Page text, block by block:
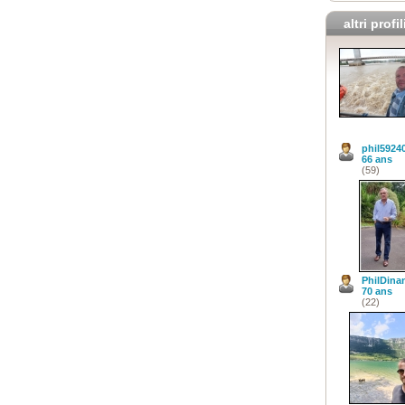
altri
66 ans
(59)
70 ans
(22)